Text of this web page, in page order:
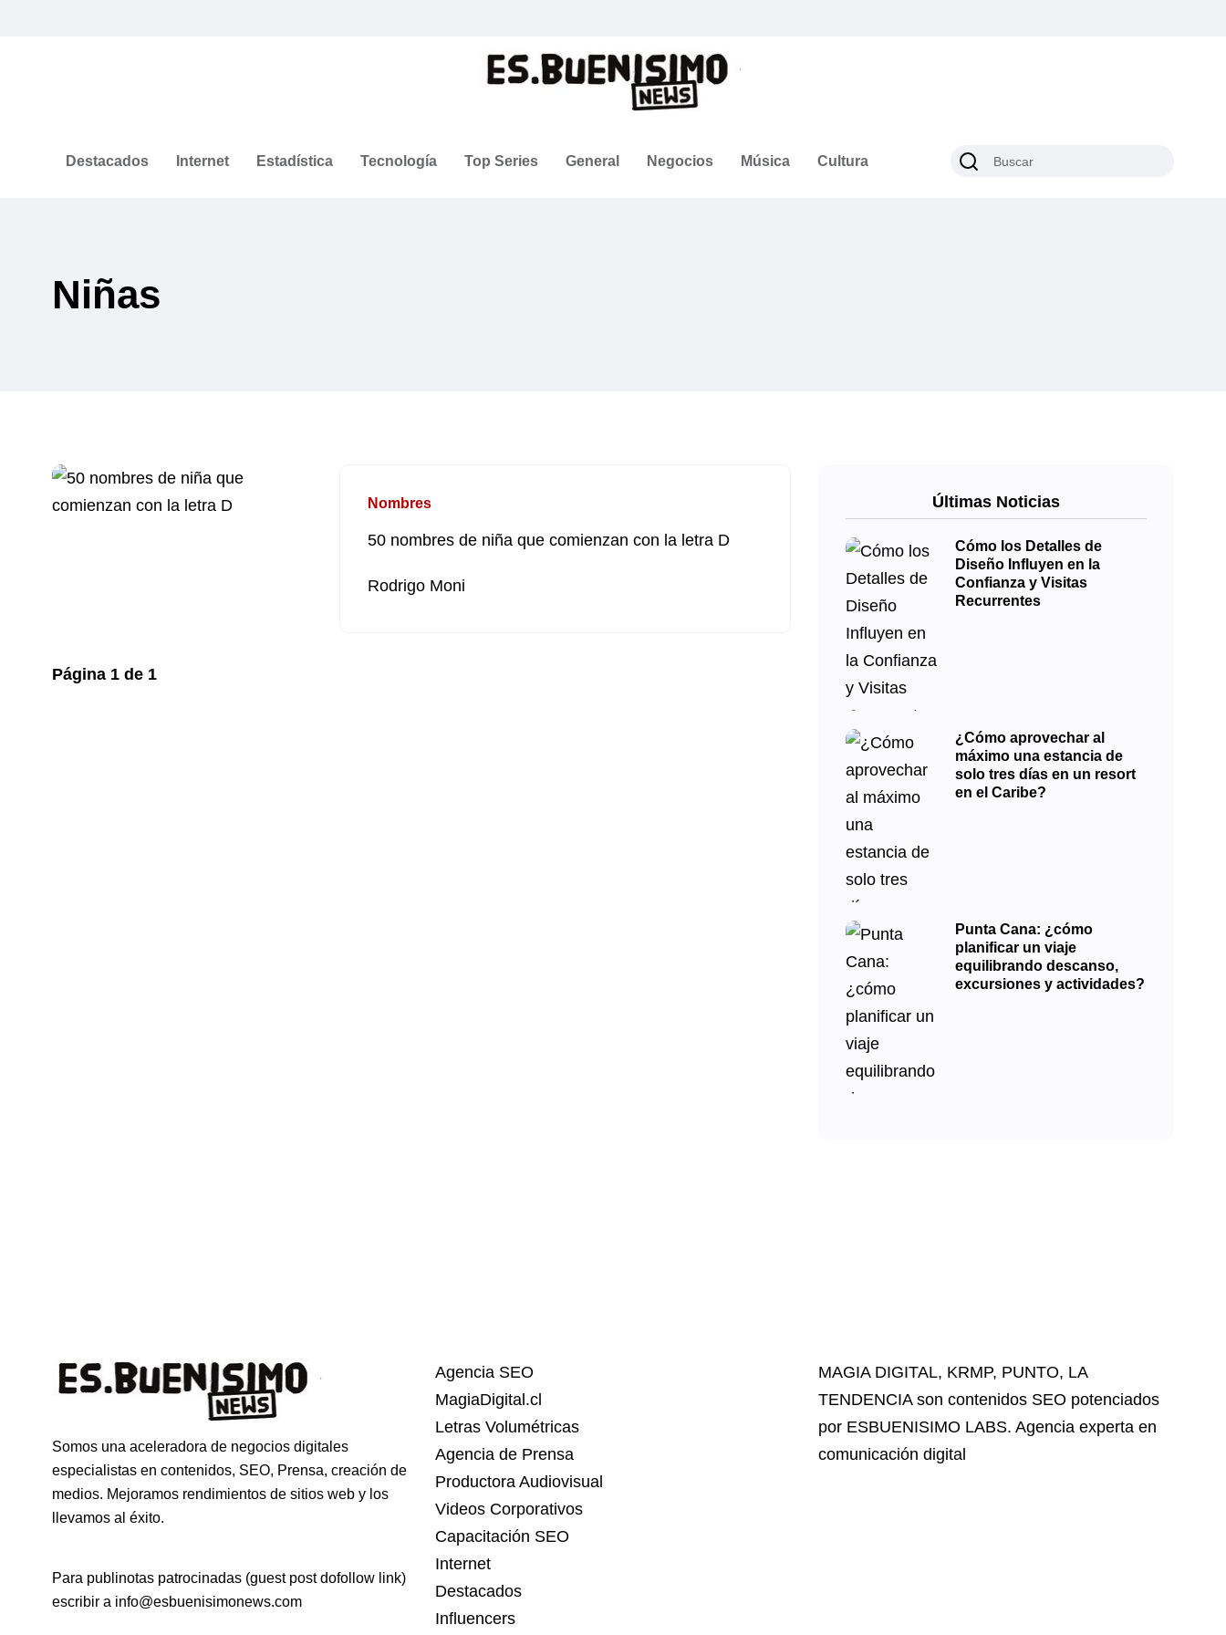
Destacados Internet Estadística Tecnología Top Series General Negocios Música Cultura
Niñas
Nombres
50 nombres de niña que comienzan con la letra D
Rodrigo Moni
Página 1 de 1
Últimas Noticias
Cómo los Detalles de
Diseño Influyen en la
Confianza y Visitas
Recurrentes
¿Cómo aprovechar al
máximo una estancia de
solo tres días en un resort
en el Caribe?
Punta Cana: ¿cómo
planificar un viaje
equilibrando descanso,
excursiones y actividades?
Somos una aceleradora de negocios digitales
especialistas en contenidos, SEO, Prensa, creación de
medios. Mejoramos rendimientos de sitios web y los
llevamos al éxito.
Para publinotas patrocinadas (guest post dofollow link)
escribir a info@esbuenisimonews.com
Agencia SEO
MagiaDigital.cl
Letras Volumétricas
Agencia de Prensa
Productora Audiovisual
Videos Corporativos
Capacitación SEO
Internet
Destacados
Influencers
MAGIA DIGITAL, KRMP, PUNTO, LA
TENDENCIAson contenidos SEO potenciados
por ESBUENISIMO LABS. Agencia experta en
comunicación digital